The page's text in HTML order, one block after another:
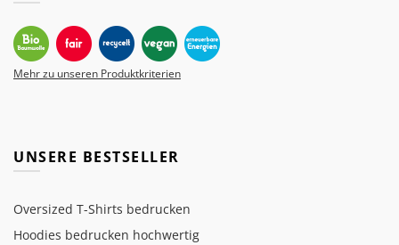
Mehr zu unseren Produktkriterien
UNSERE BESTSELLER
Oversized T-Shirts bedrucken
Hoodies bedrucken hochwertig